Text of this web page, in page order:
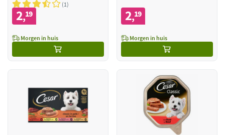
1
2,19
Morgen in huis
2,19
Morgen in huis